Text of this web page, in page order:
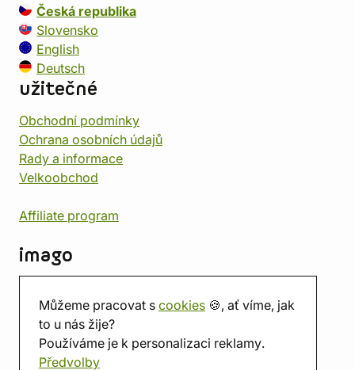
Můžeme pracovat s cookies 🍪, ať víme, jak
to u nás žije?
Používáme je k personalizaci reklamy.
Předvolby
Česká republika
Slovensko
English
Deutsch
užitečné
Obchodní podmínky
Ochrana osobních údajů
Rady a informace
Velkoobchod
Affiliate program
imago
Prodejna
Herna
O nás
Hodnocení obchodu